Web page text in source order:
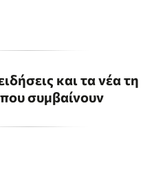
και τα νέα τη
συμβαίνουν